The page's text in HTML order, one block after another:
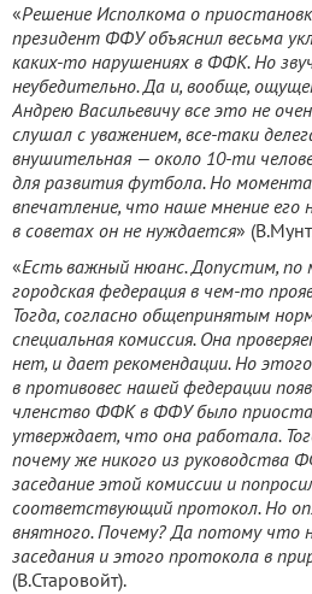
«Решение Исполкома о
президент ФФУ объяснил весьма
каких-то нарушениях в ФФК. Но
неубедительно. Да и, вообще,
Андрею Васильевичу все это не
слушал с уважением, все-таки
внушительная — около 10-ти
для развития футбола. Но
впечатление, что наше мнение его
в советах он не нуждается»
«Есть важный нюанс. Допустим,
городская федерация в чем-то
Тогда, согласно общепринятым
специальная комиссия. Она
нет, и дает рекомендации. Но
в противовес нашей федерации
членство ФФК в ФФУ было
утверждает, что она работала.
почему же никого из руководства
заседание этой комиссии и
соответствующий протокол. Но
внятного. Почему? Да потому что
заседания и этого протокола в
(В.Старовойт).